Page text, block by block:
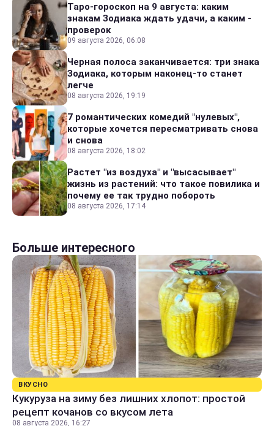
Таро-гороскоп на 9 августа: каким
знакам Зодиака ждать удачи, а каким -
проверок
09 августа 2026, 06:08
Черная полоса заканчивается: три знака
Зодиака, которым наконец-то станет
легче
08 августа 2026, 19:19
7 романтических комедий "нулевых",
которые хочется пересматривать снова
и снова
08 августа 2026, 18:02
Растет "из воздуха" и "высасывает"
жизнь из растений: что такое повилика и
почему ее так трудно побороть
08 августа 2026, 17:14
Больше интересного
ВКУСНО
Кукуруза на зиму без лишних хлопот: простой
рецепт кочанов со вкусом лета
08 августа 2026, 16:27